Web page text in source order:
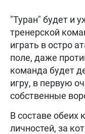
"Туран" будет и
тренерской
играть в остро
поле, даже
команда будет
игру, в первую
собственные
В составе обеих
личностей, за